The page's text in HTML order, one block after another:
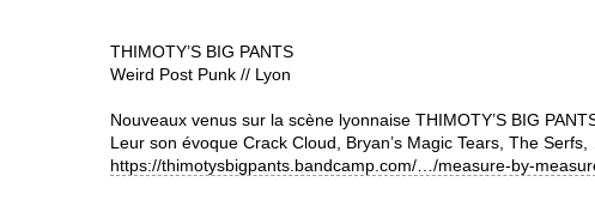
THIMOTY’S BIG PANTS
Weird Post Punk // Lyon
Nouveaux venus sur la scène lyonnaise THIMOTY’S BIG
Leur son évoque Crack Cloud, Bryan’s Magic Tears, The Serfs,
https://thimotysbigpants.bandcamp.com/…/measure-by-